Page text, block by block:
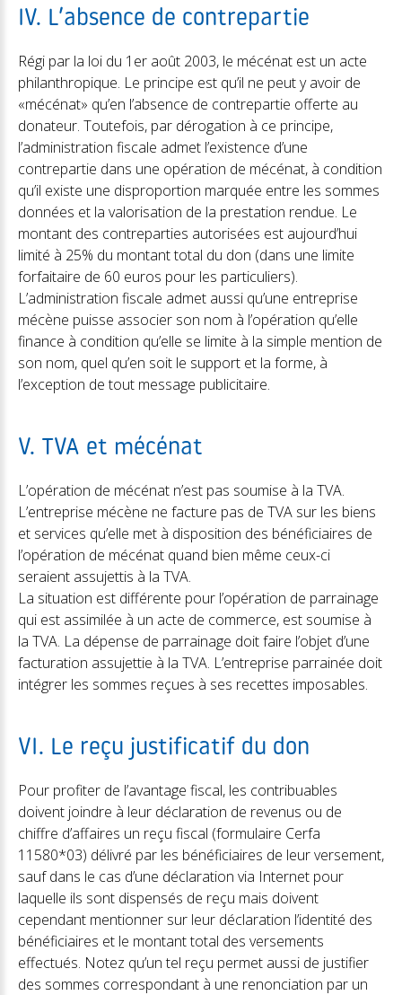
IV. L’absence de contrepartie
Régi par la loi du 1er août 2003, le mécénat est un acte
philanthropique. Le principe est qu’il ne peut y avoir de
«mécénat» qu’en l’absence de contrepartie offerte au
donateur. Toutefois, par dérogation à ce principe,
l’administration fiscale admet l’existence d’une
contrepartie dans une opération de mécénat, à condition
qu’il existe une disproportion marquée entre les sommes
données et la valorisation de la prestation rendue. Le
montant des contreparties autorisées est aujourd’hui
limité à 25% du montant total du don (dans une limite
forfaitaire de 60 euros pour les particuliers).
L’administration fiscale admet aussi qu’une entreprise
mécène puisse associer son nom à l’opération qu’elle
finance à condition qu’elle se limite à la simple mention de
son nom, quel qu’en soit le support et la forme, à
l’exception de tout message publicitaire.
V. TVA et mécénat
L’opération de mécénat n’est pas soumise à la TVA.
L’entreprise mécène ne facture pas de TVA sur les biens
et services qu’elle met à disposition des bénéficiaires de
l’opération de mécénat quand bien même ceux-ci
seraient assujettis à la TVA.
La situation est différente pour l’opération de parrainage
qui est assimilée à un acte de commerce, est soumise à
la TVA. La dépense de parrainage doit faire l’objet d’une
facturation assujettie à la TVA. L’entreprise parrainée doit
intégrer les sommes reçues à ses recettes imposables.
VI. Le reçu justificatif du don
Pour profiter de l’avantage fiscal, les contribuables
doivent joindre à leur déclaration de revenus ou de
chiffre d’affaires un reçu fiscal (formulaire Cerfa
11580*03) délivré par les bénéficiaires de leur versement,
sauf dans le cas d’une déclaration via Internet pour
laquelle ils sont dispensés de reçu mais doivent
cependant mentionner sur leur déclaration l’identité des
bénéficiaires et le montant total des versements
effectués. Notez qu’un tel reçu permet aussi de justifier
des sommes correspondant à une renonciation par un